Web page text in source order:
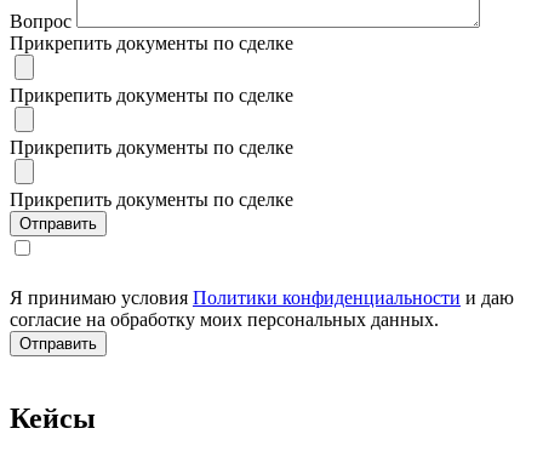
Вопрос
Прикрепить документы по сделке
Прикрепить документы по сделке
Прикрепить документы по сделке
Прикрепить документы по сделке
Я принимаю условия Политики конфиденциальности и даю
согласие на обработку моих персональных данных.
Кейсы